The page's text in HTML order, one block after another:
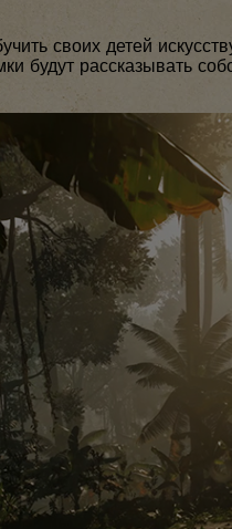
своих детей
будут рассказывать